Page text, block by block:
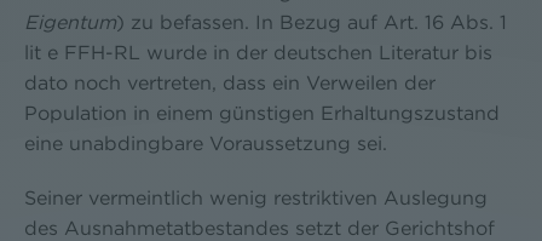
Eigentum) zu befassen. In Bezug auf Art. 16 Abs. 1
lit e FFH-RL wurde in der deutschen Literatur bis
dato noch vertreten, dass ein Verweilen der
Population in einem günstigen Erhaltungszustand
eine unabdingbare Voraussetzung sei.
Seiner vermeintlich wenig restriktiven Auslegung
des Ausnahmetatbestandes setzt der Gerichtshof